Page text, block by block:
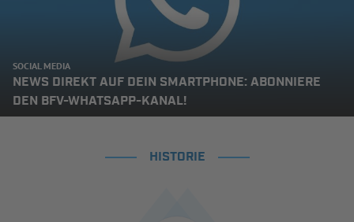
SOCIAL MEDIA
NEWS DIREKT AUF DEIN SMARTPHONE: ABONNIERE
DEN BFV-WHATSAPP-KANAL!
HISTORIE